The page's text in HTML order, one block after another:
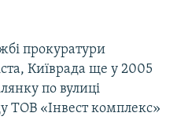
прокуратури
Київрада ще у 2005
по вулиці
ТОВ «Інвест комплекс»